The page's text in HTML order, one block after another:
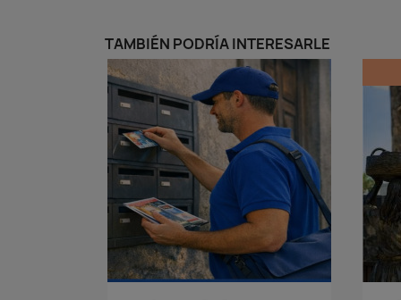
TAMBIÉN PODRÍA INTERESARLE